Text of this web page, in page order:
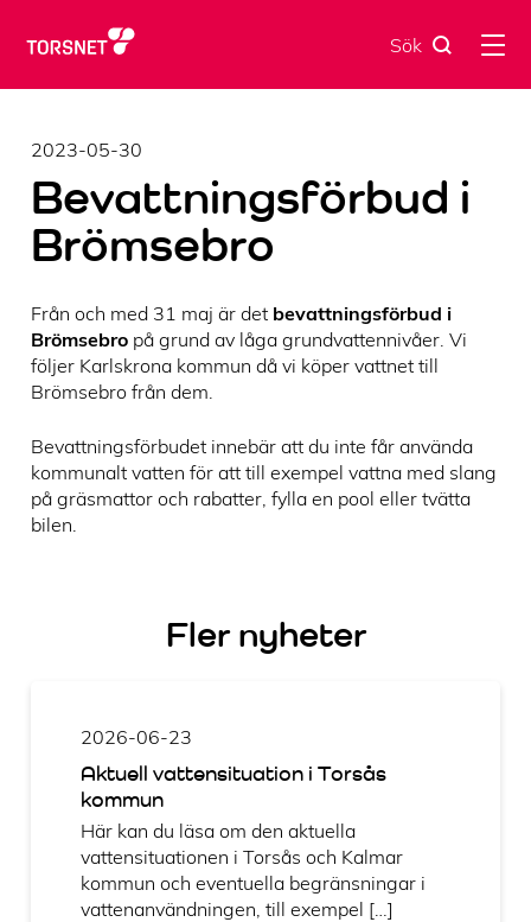
Sök
2023-05-30
Bevattningsförbud i
Brömsebro
Från och med 31 maj är det bevattningsförbud i
Brömsebro på grund av låga grundvattennivåer. Vi
följer Karlskrona kommun då vi köper vattnet till
Brömsebro från dem.
Bevattningsförbudet innebär att du inte får använda
kommunalt vatten för att till exempel vattna med slang
på gräsmattor och rabatter, fylla en pool eller tvätta
bilen.
Fler nyheter
2026-06-23
Aktuell vattensituation i Torsås
kommun
Här kan du läsa om den aktuella
vattensituationen i Torsås och Kalmar
kommun och eventuella begränsningar i
vattenanvändningen, till exempel […]